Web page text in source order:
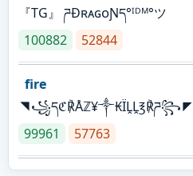
『TG』 ཌĐʀᴀɢᴏƝད°ᴵᴰᴹ°ツ
100882
52844
fire
◥꧁དℭ℟Åℤ¥༒₭ÏḼḼ℥℟ཌ꧂◤
99961
57763